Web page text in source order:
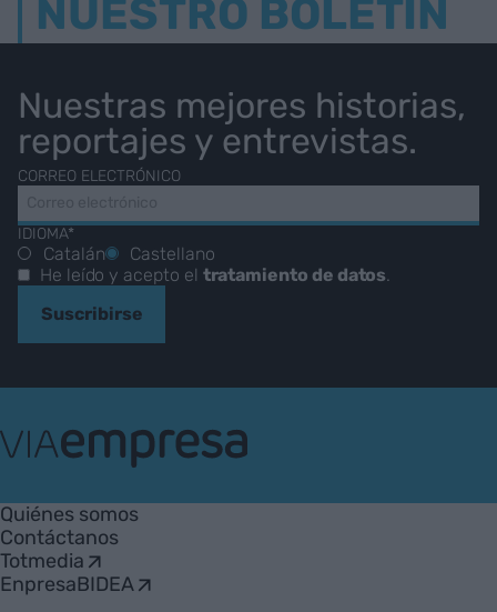
NUESTRO BOLETÍN
Nuestras mejores historias,
reportajes y entrevistas.
CORREO ELECTRÓNICO
IDIOMA*
Catalán
Castellano
He leído y acepto el tratamiento de datos.
Suscribirse
Empresa
Quiénes somos
Contáctanos
Totmedia
EnpresaBIDEA